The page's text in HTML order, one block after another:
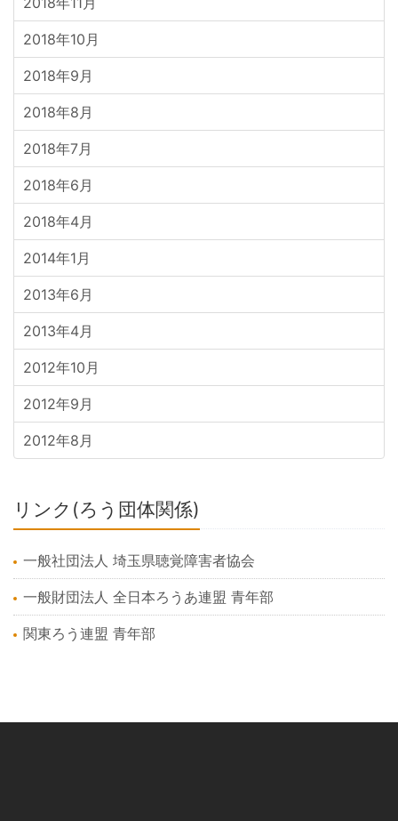
2018年10月
2018年9月
2018年8月
2018年7月
2018年6月
2018年4月
2014年1月
2013年6月
2013年4月
2012年10月
2012年9月
2012年8月
リンク(ろう団体関係)
一般社団法人 埼玉県聴覚障害者協会
一般財団法人 全日本ろうあ連盟 青年部
関東ろう連盟 青年部